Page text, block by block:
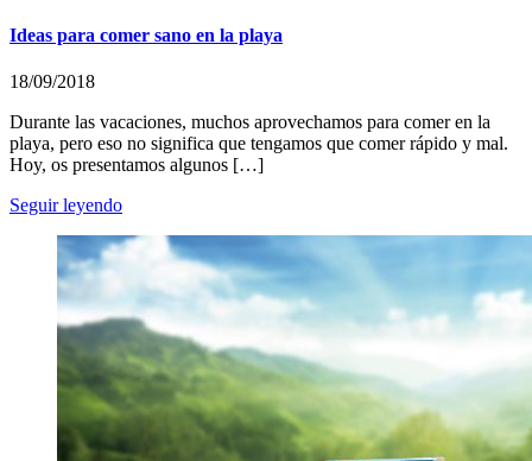
Ideas para comer sano en la playa
18/09/2018
Durante las vacaciones, muchos aprovechamos para comer en la
playa, pero eso no significa que tengamos que comer rápido y mal.
Hoy, os presentamos algunos […]
Seguir leyendo